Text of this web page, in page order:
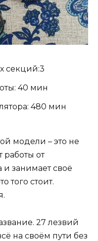
секций:3
40 мин
480 мин
модели – это не
работы от
и занимает своё
того стоит.
27 лезвий
на своём пути без